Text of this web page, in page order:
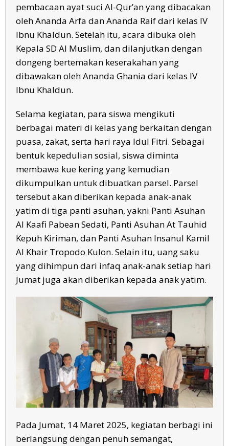
pembacaan ayat suci Al-Qur’an yang dibacakan
oleh Ananda Arfa dan Ananda Raif dari kelas IV
Ibnu Khaldun. Setelah itu, acara dibuka oleh
Kepala SD Al Muslim, dan dilanjutkan dengan
dongeng bertemakan keserakahan yang
dibawakan oleh Ananda Ghania dari kelas IV
Ibnu Khaldun.
Selama kegiatan, para siswa mengikuti
berbagai materi di kelas yang berkaitan dengan
puasa, zakat, serta hari raya Idul Fitri. Sebagai
bentuk kepedulian sosial, siswa diminta
membawa kue kering yang kemudian
dikumpulkan untuk dibuatkan parsel. Parsel
tersebut akan diberikan kepada anak-anak
yatim di tiga panti asuhan, yakni Panti Asuhan
Al Kaafi Pabean Sedati, Panti Asuhan At Tauhid
Kepuh Kiriman, dan Panti Asuhan Insanul Kamil
Al Khair Tropodo Kulon. Selain itu, uang saku
yang dihimpun dari infaq anak-anak setiap hari
Jumat juga akan diberikan kepada anak yatim.
Pada Jumat, 14 Maret 2025, kegiatan berbagi ini
berlangsung dengan penuh semangat,